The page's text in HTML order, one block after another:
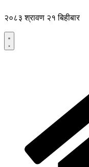
to
२०८३ श्रावण २१ बिहीबार